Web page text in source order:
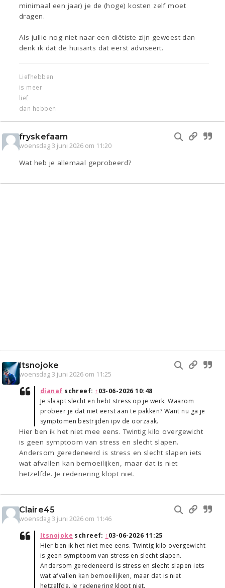
minimaal een jaar) je de (hoge) kosten zelf moet
dragen.
Als jullie nog niet naar een diëtiste zijn geweest dan
denk ik dat de huisarts dat eerst adviseert.
Liefhebben
is meer
lief
dan hebben
fryskefaam
woensdag 3 juni 2026 om 11:20
Wat heb je allemaal geprobeerd?
Itsnojoke
woensdag 3 juni 2026 om 11:25
dianaf schreef: ↑03-06-2026 10:48
Je slaapt slecht en hebt stress op je werk. Waarom
probeer je dat niet eerst aan te pakken? Want nu ga je
symptomen bestrijden ipv de oorzaak.
Hier ben ik het niet mee eens. Twintig kilo overgewicht
is geen symptoom van stress en slecht slapen.
Andersom geredeneerd is stress en slecht slapen iets
wat afvallen kan bemoeilijken, maar dat is niet
hetzelfde. Je redenering klopt niet.
Claire45
woensdag 3 juni 2026 om 11:46
Itsnojoke schreef: ↑03-06-2026 11:25
Hier ben ik het niet mee eens. Twintig kilo overgewicht
is geen symptoom van stress en slecht slapen.
Andersom geredeneerd is stress en slecht slapen iets
wat afvallen kan bemoeilijken, maar dat is niet
hetzelfde. Je redenering klopt niet.